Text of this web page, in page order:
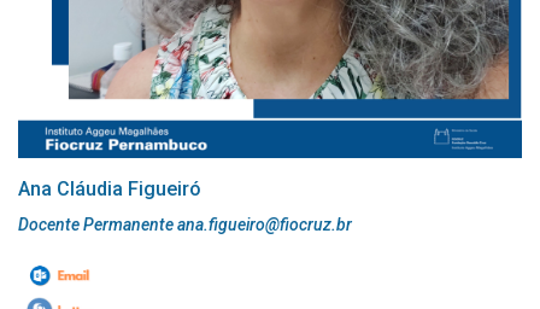
Ana Cláudia Figueiró
Docente Permanente ana.figueiro@fiocruz.br